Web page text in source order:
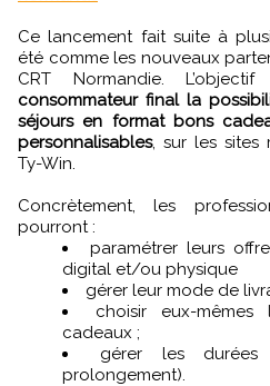
Ce lancement fait suite à
été comme les nouveaux
CRT Normandie.
consommateur final la
séjours en format bons
personnalisables, sur les sites
Ty-Win.
Concrètement, les
pourront :
paramétrer leurs
digital et/ou physique
gérer leur mode de
choisir eux-
cadeaux ;
gérer les
prolongement).